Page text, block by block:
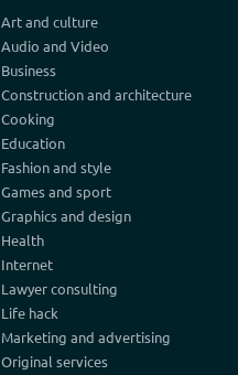
Art and culture
Audio and Video
Business
Construction and architecture
Cooking
Education
Fashion and style
Games and sport
Graphics and design
Health
Internet
Lawyer consulting
Life hack
Marketing and advertising
Original services